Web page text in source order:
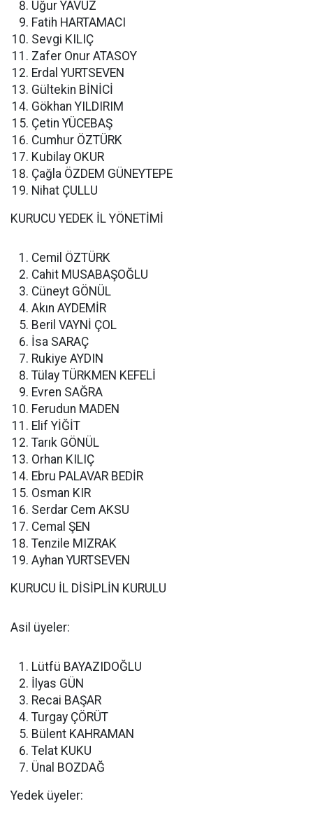
Uğur YAVUZ
Fatih HARTAMACI
Sevgi KILIÇ
Zafer Onur ATASOY
Erdal YURTSEVEN
Gültekin BİNİCİ
Gökhan YILDIRIM
Çetin YÜCEBAŞ
Cumhur ÖZTÜRK
Kubilay OKUR
Çağla ÖZDEM GÜNEYTEPE
Nihat ÇULLU
KURUCU YEDEK İL YÖNETİMİ
Cemil ÖZTÜRK
Cahit MUSABAŞOĞLU
Cüneyt GÖNÜL
Akın AYDEMİR
Beril VAYNİ ÇOL
İsa SARAÇ
Rukiye AYDIN
Tülay TÜRKMEN KEFELİ
Evren SAĞRA
Ferudun MADEN
Elif YİĞİT
Tarık GÖNÜL
Orhan KILIÇ
Ebru PALAVAR BEDİR
Osman KIR
Serdar Cem AKSU
Cemal ŞEN
Tenzile MIZRAK
Ayhan YURTSEVEN
KURUCU İL DİSİPLİN KURULU
Asil üyeler:
Lütfü BAYAZIDOĞLU
İlyas GÜN
Recai BAŞAR
Turgay ÇÖRÜT
Bülent KAHRAMAN
Telat KUKU
Ünal BOZDAĞ
Yedek üyeler: